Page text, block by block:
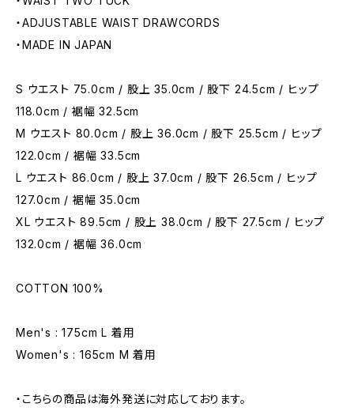
・ADJUSTABLE WAIST DRAWCORDS
・MADE IN JAPAN
S ウエスト 75.0cm / 股上 35.0cm / 股下 24.5cm / ヒップ
118.0cm / 裾幅 32.5cm
M ウエスト 80.0cm / 股上 36.0cm / 股下 25.5cm / ヒップ
122.0cm / 裾幅 33.5cm
L ウエスト 86.0cm / 股上 37.0cm / 股下 26.5cm / ヒップ
127.0cm / 裾幅 35.0cm
XL ウエスト 89.5cm / 股上 38.0cm / 股下 27.5cm / ヒップ
132.0cm / 裾幅 36.0cm
COTTON 100%
Men's : 175cm L 着用
Women's : 165cm M 着用
・こちらの商品は海外発送に対応しております。